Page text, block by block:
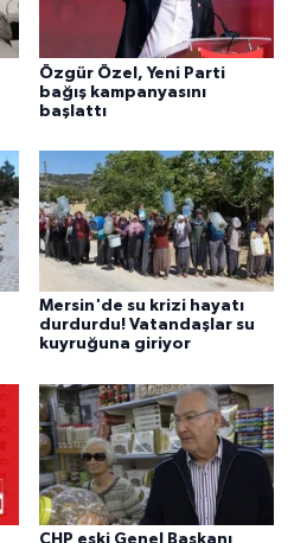
Özgür Özel, Yeni Parti
bağış kampanyasını
başlattı
Mersin'de su krizi hayatı
durdurdu! Vatandaşlar su
kuyruğuna giriyor